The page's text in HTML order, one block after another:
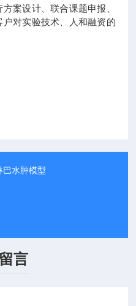
案设计、联合课题申报、
对实验技术、人和融资的
巴水肿模型
言